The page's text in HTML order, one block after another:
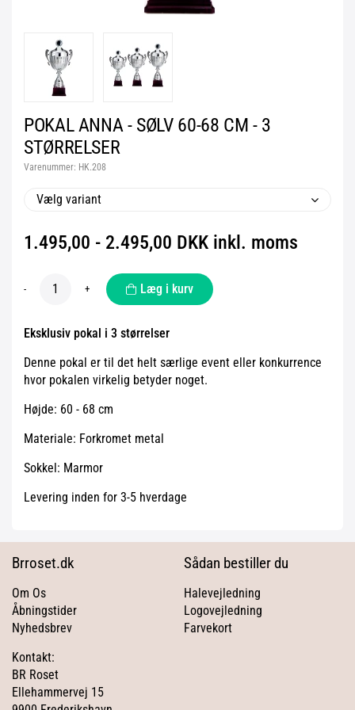
POKAL ANNA - SØLV 60-68 CM - 3
STØRRELSER
Varenummer: HK.208
Vælg variant
1.495,00 - 2.495,00 DKK inkl. moms
- + Læg i kurv
Eksklusiv pokal i 3 størrelser
Denne pokal er til det helt særlige event eller konkurrence
hvor pokalen virkelig betyder noget.
Højde: 60 - 68 cm
Materiale: Forkromet metal
Sokkel: Marmor
Levering inden for 3-5 hverdage
Brroset.dk
Om Os
Åbningstider
Nyhedsbrev
Kontakt:
BR Roset
Ellehammervej 15
Sådan bestiller du
Halevejledning
Logovejledning
Farvekort